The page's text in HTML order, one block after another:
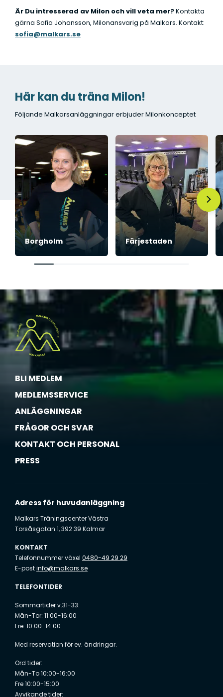
Är Du intresserad av Milon och vill veta mer?Kontakta
gärna Sofia Johansson, Milonansvarig på Malkars. Kontakt:
sofia@malkars.se
Här kan du träna Milon!
Följande Malkarsanläggningar erbjuder Milonkonceptet
Borgholm Färjestaden
BLI MEDLEM
MEDLEMSSERVICE
ANLÄGGNINGAR
FRÅGOR OCH SVAR
KONTAKT OCH PERSONAL
PRESS
Adress för huvudanläggning
Malkars Träningscenter Västra
Torsåsgatan 1, 392 39 Kalmar
KONTAKT
Telefonnummer växel 0480-49 29 29
E-postinfo@malkars.se
TELEFONTIDER
Sommartider v.31-33:
Mån-Tor: 11:00-16:00
Fre: 10:00-14:00
Med reservation för ev. ändringar.
Ord tider:
Mån-To 10:00-16:00
Fre 10:00-15:00
Avvikande tider: